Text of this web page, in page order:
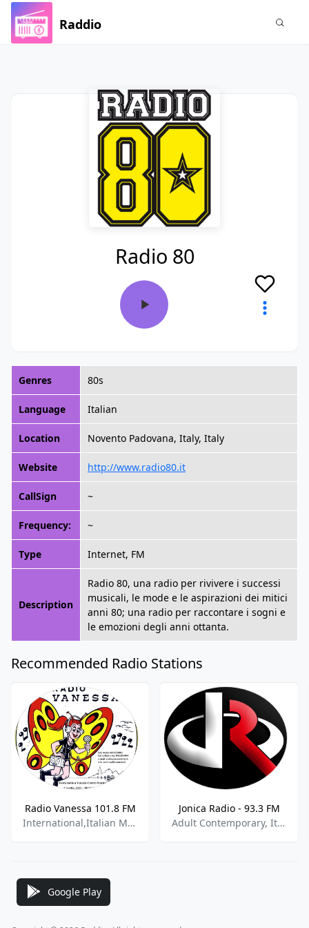
Raddio
Radio 80
Genres 80s
Language Italian
Location Novento Padovana, Italy, Italy
Website http://www.radio80.it
CallSign ~
Frequency: ~
Type Internet, FM
Description
Radio 80, una radio per rivivere i successi
musicali, le mode e le aspirazioni dei mitici
anni 80; una radio per raccontare i sogni e
le emozioni degli anni ottanta.
Recommended Radio Stations
Radio Vanessa 101.8 FM
International,Italian Music,Various
Jonica Radio - 93.3 FM
Adult Contemporary, Italian Music
Google Play